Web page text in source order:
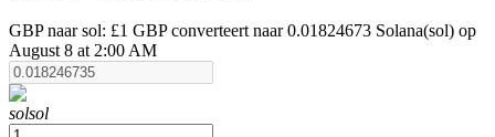
USDT-futures
Futures met USDT als onderpand
GBP naar sol: £1 GBP converteert naar 0.01824673 Solana(sol) op
August 8 at 2:00 AM
solsol